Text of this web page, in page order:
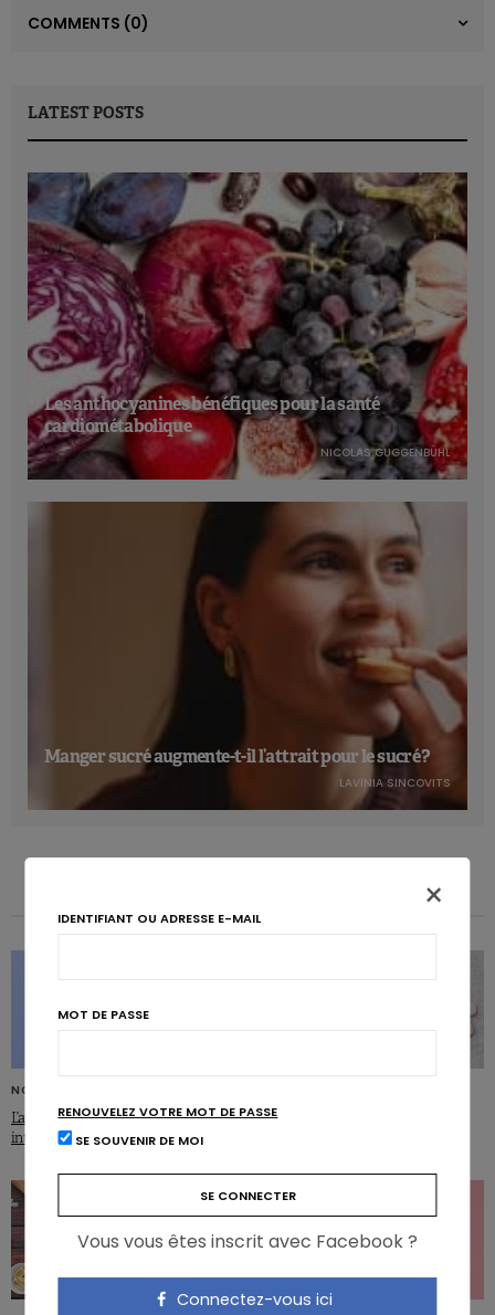
COMMENTS (0)
LATEST POSTS
Les anthocyanines bénéfiques pour la santé
cardiométabolique
NICOLAS GUGGENBÜHL
Manger sucré augmente-t-il l’attrait pour le sucré ?
LAVINIA SINCOVITS
NON CLASSIFIÉ(E)
L’axe intestin cerveau et le microbiote
intestinal en image
efficace et accessible
×
IDENTIFIANT OU ADRESSE E-MAIL
MOT DE PASSE
RENOUVELEZ VOTRE MOT DE PASSE
SE SOUVENIR DE MOI
Vous vous êtes inscrit avec Facebook ?
Connectez-vous ici